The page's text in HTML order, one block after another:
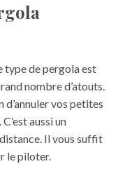
type de pergola est
nombre d’atouts.
d’annuler vos petites
aussi un
Il vous suffit
le piloter.